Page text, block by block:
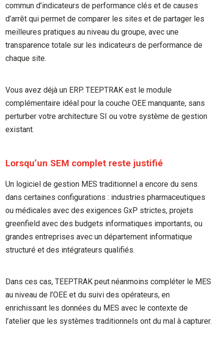
commun d’indicateurs de performance clés et de causes
d’arrêt qui permet de comparer les sites et de partager les
meilleures pratiques au niveau du groupe, avec une
transparence totale sur les indicateurs de performance de
chaque site.
Vous avez déjà un ERP. TEEPTRAK est le module
complémentaire idéal pour la couche OEE manquante, sans
perturber votre architecture SI ou votre système de gestion
existant.
Lorsqu’un SEM complet reste justifié
Un logiciel de gestion MES traditionnel a encore du sens
dans certaines configurations : industries pharmaceutiques
ou médicales avec des exigences GxP strictes, projets
greenfield avec des budgets informatiques importants, ou
grandes entreprises avec un département informatique
structuré et des intégrateurs qualifiés.
Dans ces cas, TEEPTRAK peut néanmoins compléter le MES
au niveau de l’OEE et du suivi des opérateurs, en
enrichissant les données du MES avec le contexte de
l’atelier que les systèmes traditionnels ont du mal à capturer.